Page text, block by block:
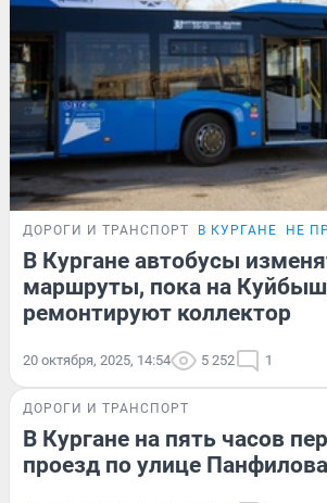
ДОРОГИ И ТРАНСПОРТ В КУРГАНЕ НЕ
В Кургане автобусы
маршруты, пока на
ремонтируют коллектор
20 октября, 2025, 14:54 5 252 1
ДОРОГИ И ТРАНСПОРТ
В Кургане на пять часов
проезд по улице Панфилова